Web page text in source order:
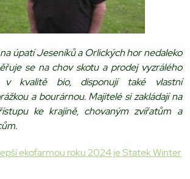
úpatí Jeseníků a Orlických hor nedaleko
se na chov skotu a prodej vyzrálého
v kvalitě bio, disponují také vlastní
a bourárnou. Majitelé si zakládají na
ke krajině, chovaným zvířatům a
ekofarmou roku 2024 je Statek Winter